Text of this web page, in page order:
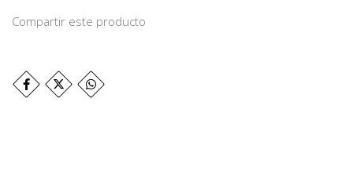
Compartir este producto